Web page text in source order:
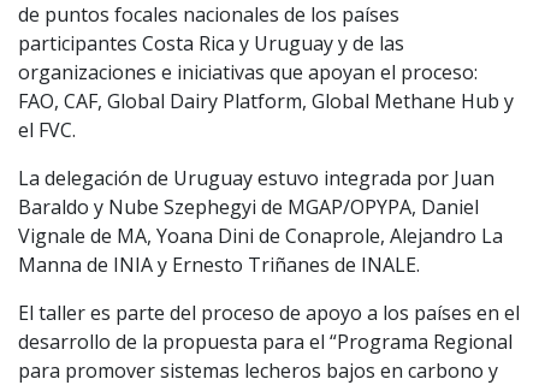
de puntos focales nacionales de los países
participantes Costa Rica y Uruguay y de las
organizaciones e iniciativas que apoyan el proceso:
FAO, CAF, Global Dairy Platform, Global Methane Hub y
el FVC.
La delegación de Uruguay estuvo integrada por Juan
Baraldo y Nube Szephegyi de MGAP/OPYPA, Daniel
Vignale de MA, Yoana Dini de Conaprole, Alejandro La
Manna de INIA y Ernesto Triñanes de INALE.
El taller es parte del proceso de apoyo a los países en el
desarrollo de la propuesta para el “Programa Regional
para promover sistemas lecheros bajos en carbono y